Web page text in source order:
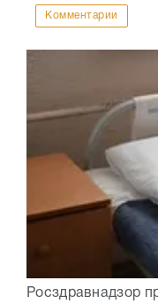
Комментарии
Росздравнадзор